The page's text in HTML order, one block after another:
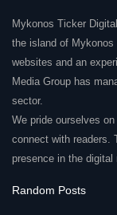
Mykonos Ticker
the island of Mykonos
websites and an
Media Group has
sector.
We pride ourselves
connect with readers.
presence in the digital
Random Posts